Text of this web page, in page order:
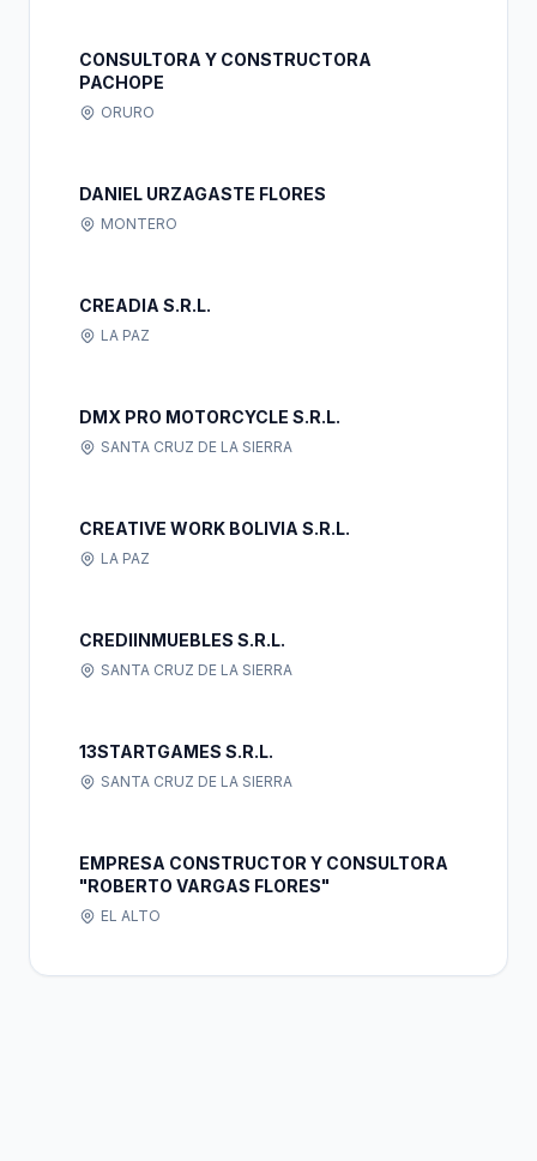
CONSULTORA Y CONSTRUCTORA
PACHOPE
ORURO
DANIEL URZAGASTE FLORES
MONTERO
CREADIA S.R.L.
LA PAZ
DMX PRO MOTORCYCLE S.R.L.
SANTA CRUZ DE LA SIERRA
CREATIVE WORK BOLIVIA S.R.L.
LA PAZ
CREDIINMUEBLES S.R.L.
SANTA CRUZ DE LA SIERRA
13STARTGAMES S.R.L.
SANTA CRUZ DE LA SIERRA
EMPRESA CONSTRUCTOR Y CONSULTORA
"ROBERTO VARGAS FLORES"
EL ALTO